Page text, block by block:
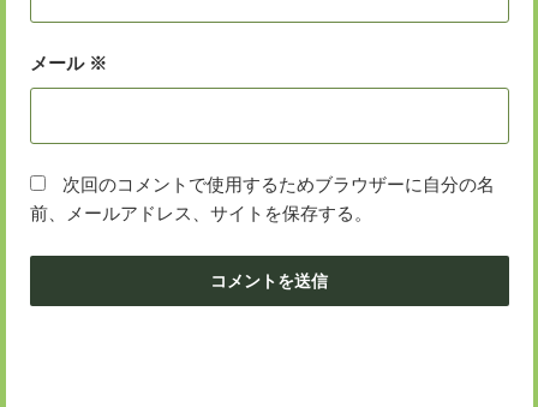
メール ※
次回のコメントで使用するためブラウザーに自分の名
前、メールアドレス、サイトを保存する。